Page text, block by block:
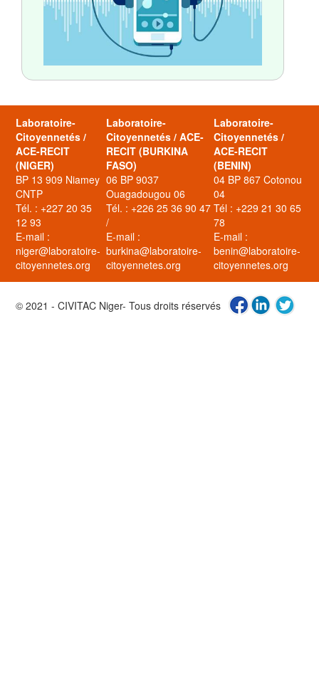
Laboratoire-
Citoyennetés /
ACE-RECIT
(NIGER)
BP 13 909 Niamey
CNTP
Tél. : +227 20 35
12 93
E-mail :
niger@laboratoire-
citoyennetes.org
Laboratoire-
Citoyennetés / ACE-
RECIT (BURKINA
FASO)
06 BP 9037
Ouagadougou 06
Tél. : +226 25 36 90 47
/
E-mail :
burkina@laboratoire-
citoyennetes.org
Laboratoire-
Citoyennetés /
ACE-RECIT
(BENIN)
04 BP 867 Cotonou
04
Tél : +229 21 30 65
78
E-mail :
benin@laboratoire-
citoyennetes.org
© 2021 - CIVITAC Niger- Tous droits réservés